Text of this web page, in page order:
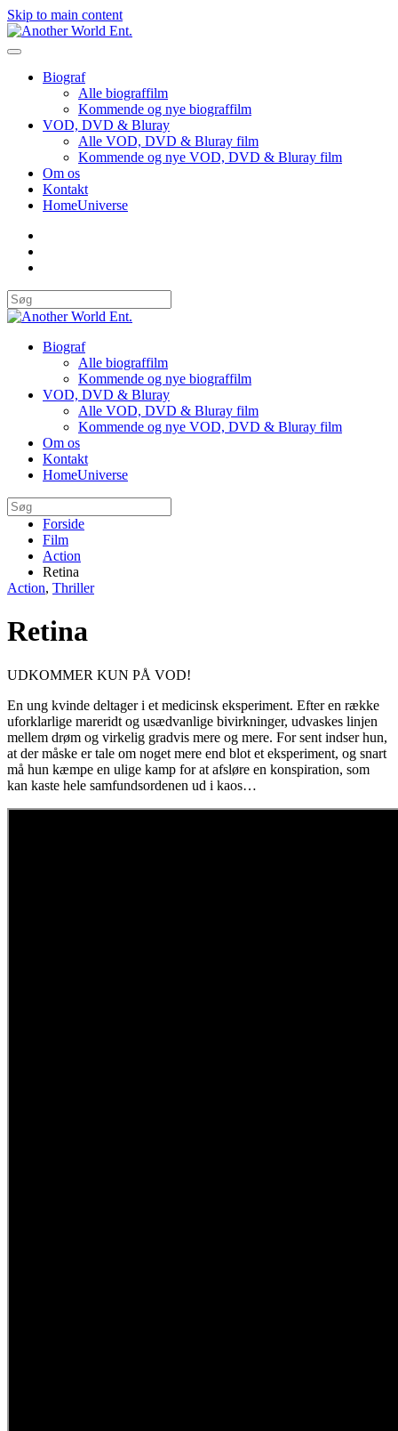
Skip to main content
Biograf
Alle biograffilm
Kommende og nye biograffilm
VOD, DVD & Bluray
Alle VOD, DVD & Bluray film
Kommende og nye VOD, DVD & Bluray film
Om os
Kontakt
HomeUniverse
Biograf
Alle biograffilm
Kommende og nye biograffilm
VOD, DVD & Bluray
Alle VOD, DVD & Bluray film
Kommende og nye VOD, DVD & Bluray film
Om os
Kontakt
HomeUniverse
Forside
Film
Action
Retina
Action, Thriller
Retina
UDKOMMER KUN PÅ VOD!
En ung kvinde deltager i et medicinsk eksperiment. Efter en række
uforklarlige mareridt og usædvanlige bivirkninger, udvaskes linjen
mellem drøm og virkelig gradvis mere og mere. For sent indser hun,
at der måske er tale om noget mere end blot et eksperiment, og snart
må hun kæmpe en ulige kamp for at afsløre en konspiration, som
kan kaste hele samfundsordenen ud i kaos…